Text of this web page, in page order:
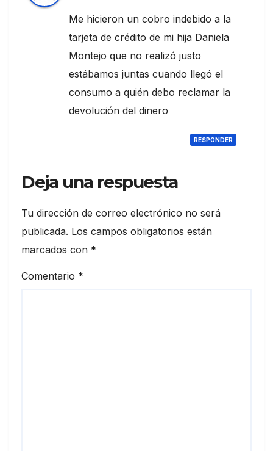
Me hicieron un cobro indebido a la
tarjeta de crédito de mi hija Daniela
Montejo que no realizó justo
estábamos juntas cuando llegó el
consumo a quién debo reclamar la
devolución del dinero
RESPONDER
Deja una respuesta
Tu dirección de correo electrónico no será
publicada. Los campos obligatorios están
marcados con *
Comentario *